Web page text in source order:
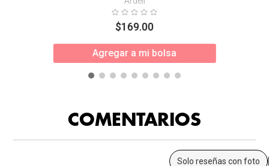
$169.00
Agregar a mi bolsa
COMENTARIOS
Solo reseñas con foto